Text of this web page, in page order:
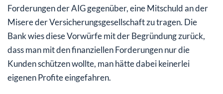
Forderungen der AIG gegenüber, eine Mitschuld an der
Misere der Versicherungsgesellschaft zu tragen. Die
Bank wies diese Vorwürfe mit der Begründung zurück,
dass man mit den finanziellen Forderungen nur die
Kunden schützen wollte, man hätte dabei keinerlei
eigenen Profite eingefahren.